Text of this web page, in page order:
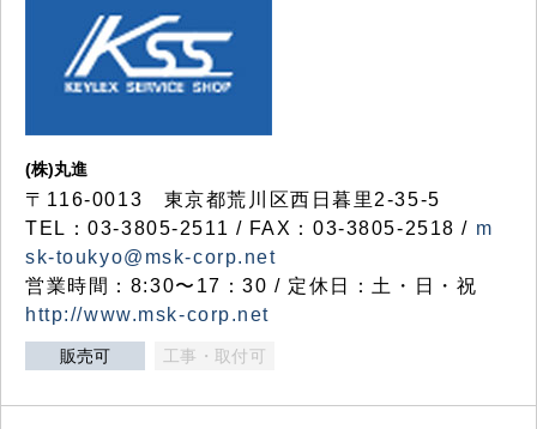
(株)丸進
〒116-0013 東京都荒川区西日暮里2-35-5
TEL：03-3805-2511 / FAX：03-3805-2518 / m
sk-toukyo@msk-corp.net
営業時間：8:30〜17：30 / 定休日：土・日・祝
http://www.msk-corp.net
販売可 工事・取付可